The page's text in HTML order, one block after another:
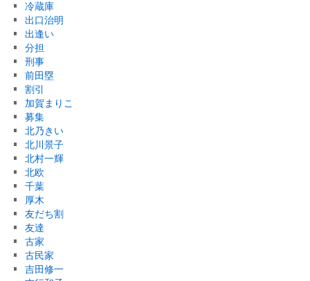
冷蔵庫
出口治明
出逢い
分担
刑事
前田塁
割引
加賀まりこ
募集
北乃きい
北川景子
北村一輝
北欧
千葉
厚木
友だち割
友達
古家
古民家
吉田修一